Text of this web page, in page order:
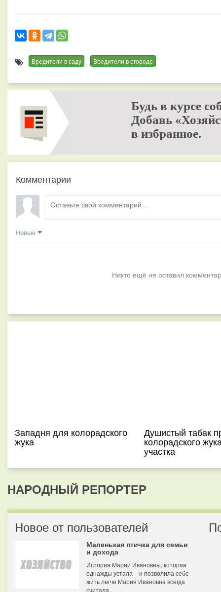
Вредители в саду Вредители в огороде
Будь в курсе
Добавь
в избранное.
Комментарии
Новые
Никто ещё не оставил
Западня для колорадского
жука
Душистый табак
колорадского
участка
НАРОДНЫЙ РЕПОРТЕР
Новое от пользователей
Маленькая птичка для семьи
и дохода
История Марии Ивановны, которая
однажды устала – и позволила себе
жить легче Мария Ивановна всегда
считала...